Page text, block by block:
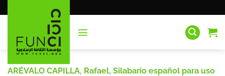
al
ARÉVALO CAPILLA, Rafael, Silabario español para uso